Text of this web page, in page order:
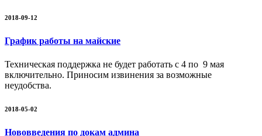
2018-09-12
График работы на майские
Техническая поддержка не будет работать с 4 по 9 мая
включительно. Приносим извинения за возможные
неудобства.
2018-05-02
Нововведения по докам админа